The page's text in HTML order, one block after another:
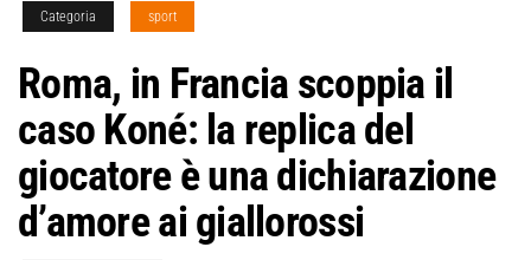
Categoria sport
Roma, in Francia scoppia il
caso Koné: la replica del
giocatore è una dichiarazione
d’amore ai giallorossi